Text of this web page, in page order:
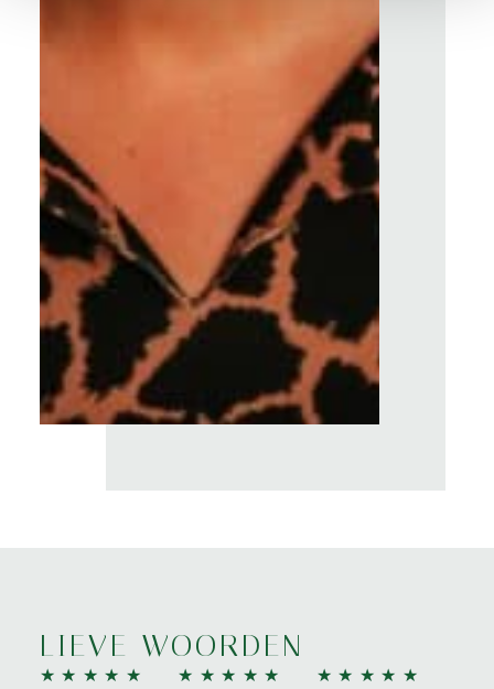
LIEVE WOORDEN
★ ★ ★ ★ ★ ★ ★ ★ ★ ★ ★ ★ ★ ★ ★